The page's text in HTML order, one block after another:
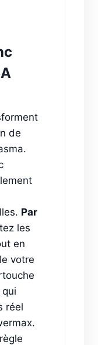
de
Par
les
en
votre
qui
réel